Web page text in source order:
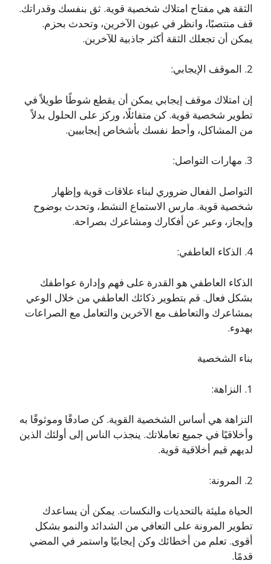
الثقة هي مفتاح امتلاك شخصية قوية. ثق بنفسك وقدراتك.
قف منتصبًا، وانظر في عيون الآخرين، وتحدث بحزم.
يمكن أن تجعلك الثقة أكثر جاذبية للآخرين.
2. الموقف الإيجابي:
إن امتلاك موقف إيجابي يمكن أن يقطع شوطًا طويلاً في
تطوير شخصية قوية. كن متفائلًا، وركز على الحلول بدلاً
من المشاكل، وأحط نفسك بأشخاص إيجابيين.
3. مهارات التواصل:
التواصل الفعال ضروري لبناء علاقات قوية وإظهار
شخصية قوية. مارس الاستماع النشط، وتحدث بوضوح
وإيجاز، وعبر عن أفكارك ومشاعرك بصراحة.
4. الذكاء العاطفي:
الذكاء العاطفي هو القدرة على فهم وإدارة عواطفك
بشكل فعال. قم بتطوير ذكائك العاطفي من خلال الوعي
بمشاعرك والتعاطف مع الآخرين والتعامل مع الصراعات
بهدوء.
بناء الشخصية
1. النزاهة:
النزاهة هي أساس الشخصية القوية. كن صادقًا وموثوقًا به
وأخلاقيًا في جميع تعاملاتك. ينجذب الناس إلى أولئك الذين
لديهم قيم أخلاقية قوية.
2. المرونة:
الحياة مليئة بالتحديات والنكسات. يمكن أن يساعدك
تطوير المرونة على التعافي من الشدائد والنمو بشكل
أقوى. تعلم من أخطائك وكن إيجابيًا واستمر في المضي
قدمًا.